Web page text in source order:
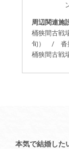
周辺関連施
桶狭間古戦
旬） / 沓
桶狭間古戦
本気で結婚した